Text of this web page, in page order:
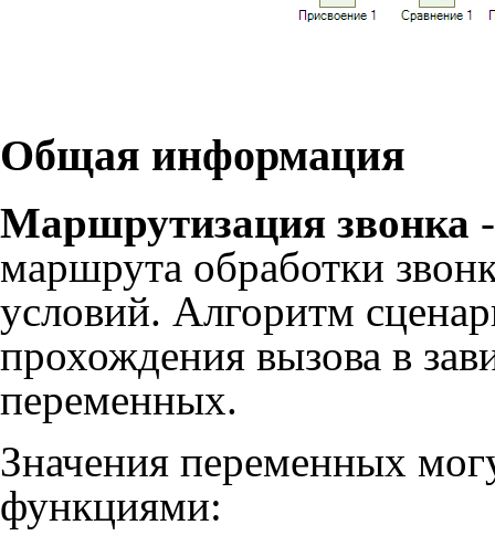
Общая информация
Маршрутизация звонка
маршрута обработки
условий. Алгоритм
прохождения вызова в
переменных.
Значения переменных
функциями: